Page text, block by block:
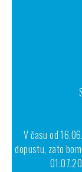
V času od
dopustu, zato